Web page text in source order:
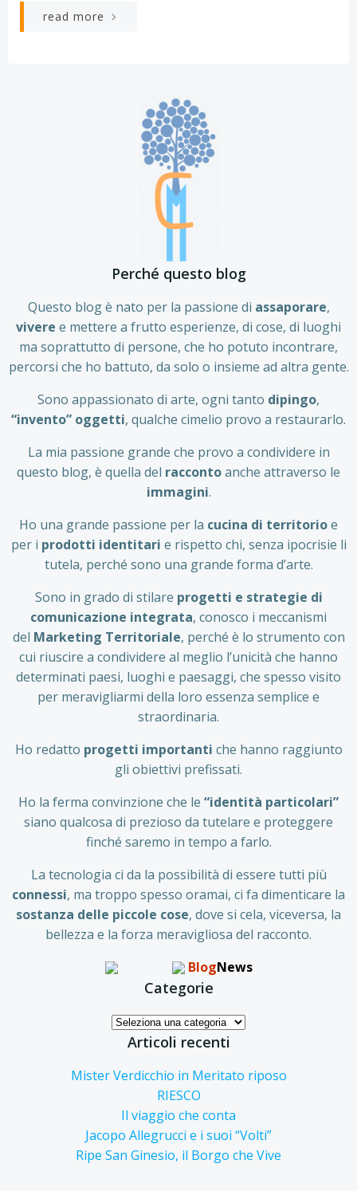
read more
Perché questo blog
Questo blog è nato per la passione di assaporare,
vivere e mettere a frutto esperienze, di cose, di luoghi
ma soprattutto di persone, che ho potuto incontrare,
percorsi che ho battuto, da solo o insieme ad altra gente.
Sono appassionato di arte, ogni tanto dipingo,
“invento” oggetti, qualche cimelio provo a restaurarlo.
La mia passione grande che provo a condividere in
questo blog, è quella del raccontoanche attraverso le
immagini.
Ho una grande passione per la cucina di territorioe
per i prodotti identitari e rispetto chi, senza ipocrisie li
tutela, perché sono una grande forma d’arte.
Sono in grado di stilare progetti e strategie di
comunicazione integrata, conosco i meccanismi
del Marketing Territoriale, perché è lo strumento con
cui riuscire a condividere al meglio l’unicità che hanno
determinati paesi, luoghi e paesaggi, che spesso visito
per meravigliarmi della loro essenza semplice e
straordinaria.
Ho redatto progetti importanti che hanno raggiunto
gli obiettivi prefissati.
Ho la ferma convinzione che le “identità particolari”
siano qualcosa di prezioso da tutelare e proteggere
finché saremo in tempo a farlo.
La tecnologia ci da la possibilità di essere tutti più
connessi, ma troppo spesso oramai, ci fa dimenticare la
sostanza delle piccole cose, dove si cela, viceversa, la
bellezza e la forza meravigliosa del racconto.
BlogNews
Categorie
Categorie
Articoli recenti
Mister Verdicchio in Meritato riposo
RIESCO
Il viaggio che conta
Jacopo Allegrucci e i suoi “Volti”
Ripe San Ginesio, il Borgo che Vive